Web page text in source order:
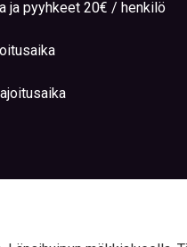
ja pyyhkeet 20€ / henkilö